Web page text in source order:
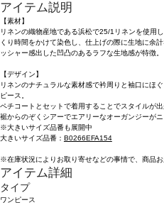
アイテム説明
【素材】
リネンの織物産地である浜松で25/1リネンを使用
くり時間をかけて染色し、仕上げの際に生地に余
ッシャー感出した凹凸のあるラフな生地感が特徴。
【デザイン】
リネンのナチュラルな素材感で衿周りと袖口にほ
ピース。
ペチコートとセットで着用することでスタイルが出
裾からのぞくシアーでエアリーなオーガンジーが
※大きいサイズ品番も展開中
大きいサイズ品番： B0266EFA154
※在庫状況によりお取り寄せなどの事情で、商品
アイテム詳細
タイプ
ワンピース